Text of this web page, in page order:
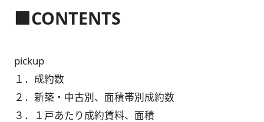
■CONTENTS
pickup
１．成約数
２．新築・中古別、面積帯別成約数
３．１戸あたり成約賃料、面積